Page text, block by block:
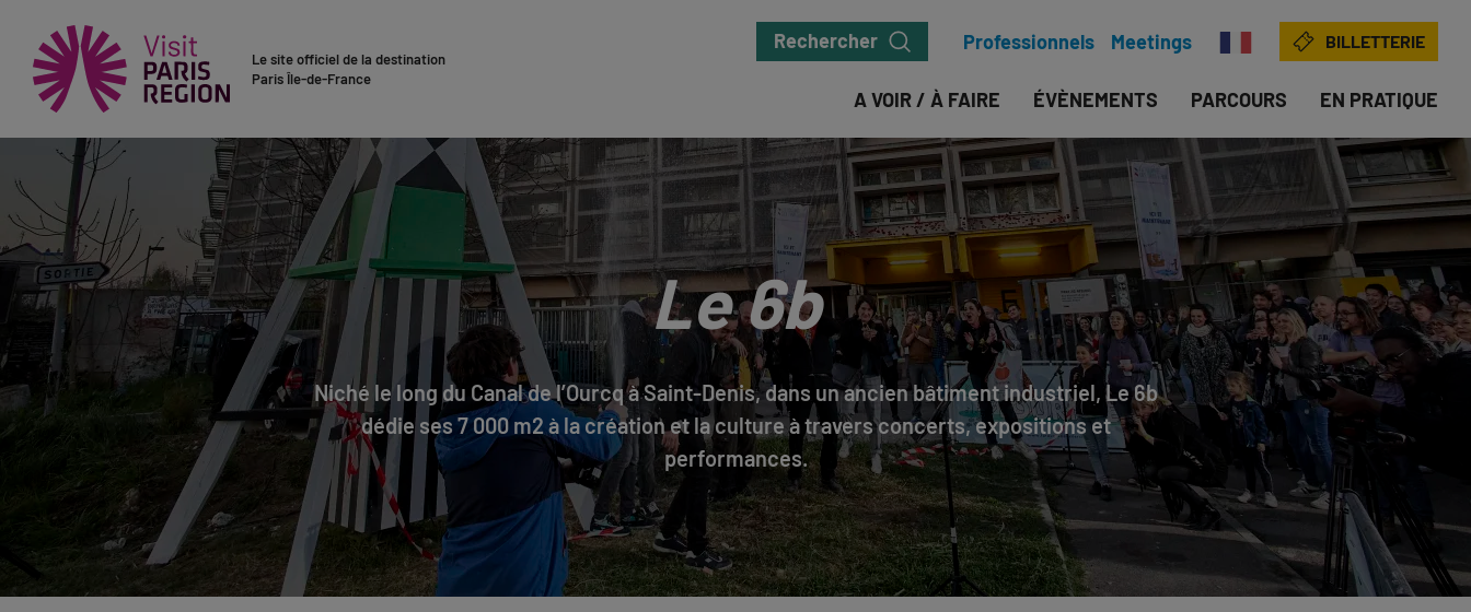
Le site officiel de la destination
Paris Île-de-France
Rechercher Professionnels Meetings BILLETTERIE
A VOIR / À FAIRE ÉVÈNEMENTS PARCOURS EN PRATIQUE
Le 6b
Niché le long du Canal de l’Ourcq à Saint-Denis, dans un ancien bâtiment industriel, Le 6b
dédie ses 7 000 m2 à la création et la culture à travers concerts, expositions et
performances.